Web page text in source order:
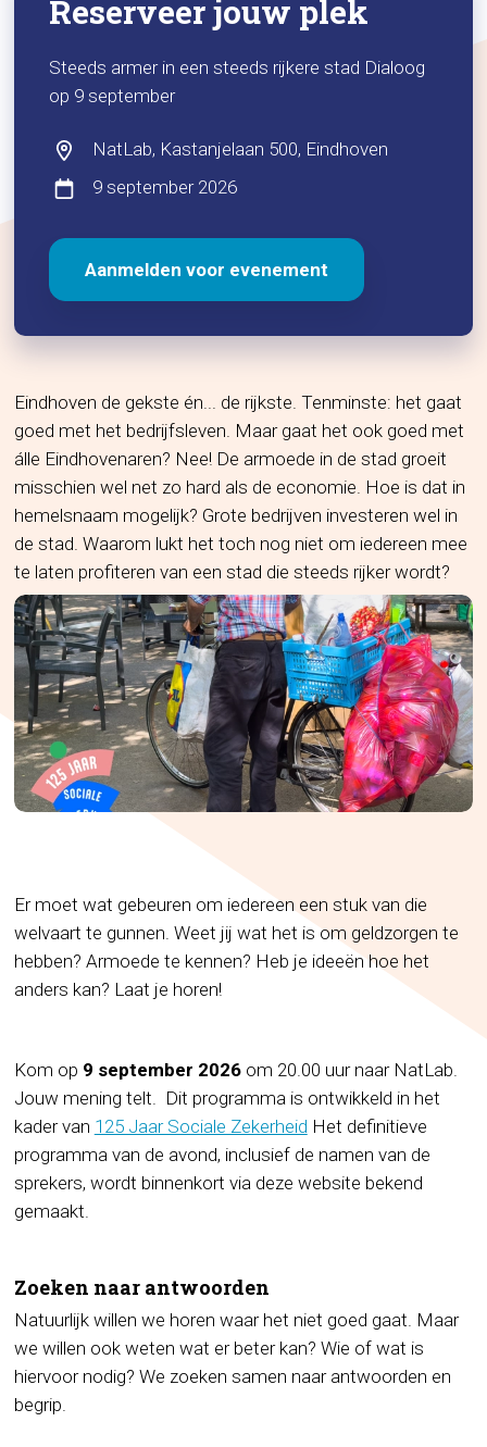
Reserveer jouw plek
Steeds armer in een steeds rijkere stad Dialoog
op 9 september
NatLab, Kastanjelaan 500, Eindhoven
9 september 2026
Aanmelden voor evenement
Eindhoven de gekste én... de rijkste. Tenminste: het gaat
goed met het bedrijfsleven. Maar gaat het ook goed met
álle Eindhovenaren? Nee! De armoede in de stad groeit
misschien wel net zo hard als de economie. Hoe is dat in
hemelsnaam mogelijk? Grote bedrijven investeren wel in
de stad. Waarom lukt het toch nog niet om iedereen mee
te laten profiteren van een stad die steeds rijker wordt?
Er moet wat gebeuren om iedereen een stuk van die
welvaart te gunnen. Weet jij wat het is om geldzorgen te
hebben? Armoede te kennen? Heb je ideeën hoe het
anders kan? Laat je horen!
Kom op 9 september 2026om 20.00 uur naar NatLab.
Jouw mening telt. ​Dit programma is ontwikkeld in het
kader van 125 Jaar Sociale Zekerheid Het definitieve
programma van de avond, inclusief de namen van de
sprekers, wordt binnenkort via deze website bekend
gemaakt.
Zoeken naar antwoorden
Natuurlijk willen we horen waar het niet goed gaat. Maar
we willen ook weten wat er beter kan? Wie of wat is
hiervoor nodig? We zoeken samen naar antwoorden en
begrip.